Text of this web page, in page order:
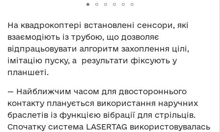
На квадрокоптері встановлені сенсори, які
взаємодіють із трубою, що дозволяє
відпрацьовувати алгоритм захоплення цілі,
імітацію пуску, а результати фіксують у
планшеті.
— Найближчим часом для двостороннього
контакту планується використання наручних
браслетів із функцією вібрації для стрільців.
Спочатку система LASERTAG використовувалась